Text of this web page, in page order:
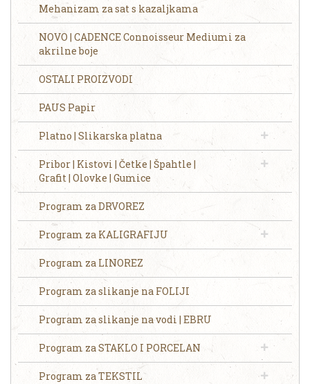
Mehanizam za sat s kazaljkama
NOVO | CADENCE Connoisseur Mediumi za
akrilne boje
OSTALI PROIZVODI
PAUS Papir
Platno | Slikarska platna
Pribor | Kistovi | Četke | Špahtle |
Grafit | Olovke | Gumice
Program za DRVOREZ
Program za KALIGRAFIJU
Program za LINOREZ
Program za slikanje na FOLIJI
Program za slikanje na vodi | EBRU
Program za STAKLO I PORCELAN
Program za TEKSTIL